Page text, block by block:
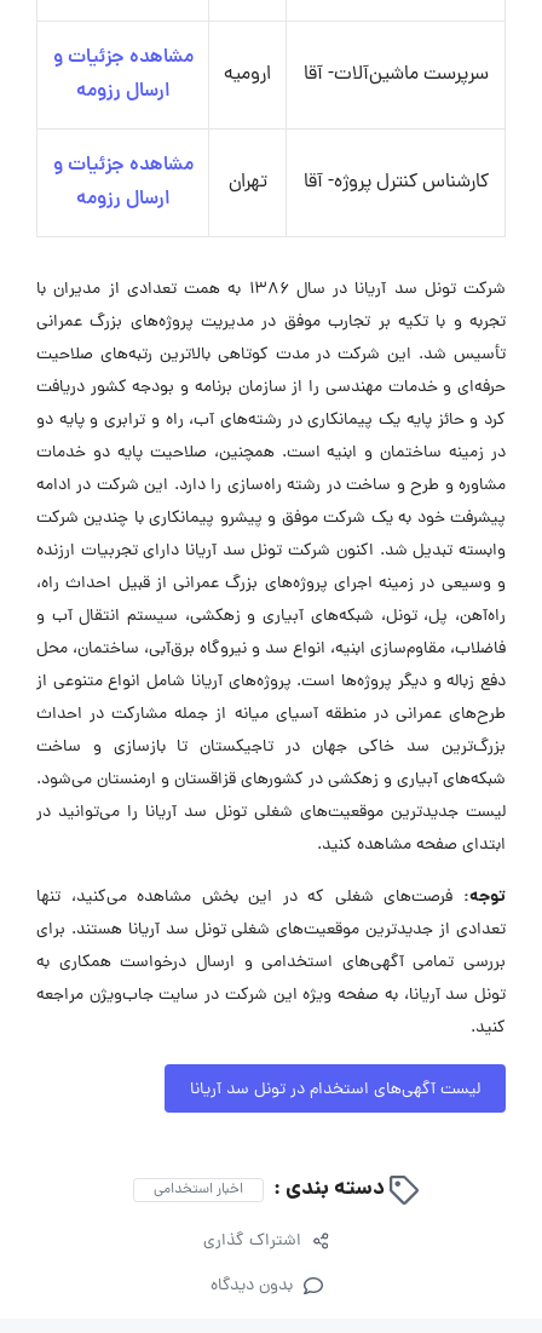
سرپرست ماشین‌آلات- آقا ارومیه
مشاهده جزئیات و
ارسال رزومه
کارشناس کنترل پروژه- آقا تهران
مشاهده جزئیات و
ارسال رزومه
شرکت تونل سد آریانا در سال ۱۳۸۶ به همت تعدادی از مدیران با
تجربه و با تکیه بر تجارب موفق در مدیریت پروژه‌های بزرگ عمرانی
تأسیس شد. این شرکت در مدت کوتاهی بالاترین رتبه‌های صلاحیت
حرفه‌ای و خدمات مهندسی را از سازمان برنامه و بودجه کشور دریافت
کرد و حائز پایه یک پیمانکاری در رشته‌های آب، راه و ترابری و پایه دو
در زمینه ساختمان و ابنیه است. همچنین، صلاحیت پایه دو خدمات
مشاوره و طرح و ساخت در رشته راه‌سازی را دارد. این شرکت در ادامه
پیشرفت خود به یک شرکت موفق و پیشرو پیمانکاری با چندین شرکت
وابسته تبدیل شد. اکنون شرکت تونل سد آریانا دارای تجربیات ارزنده
و وسیعی در زمینه اجرای پروژه‌های بزرگ عمرانی از قبیل احداث راه،
راه‌آهن، پل، تونل، شبکه‌های آبیاری و زهکشی، سیستم انتقال آب و
فاضلاب، مقاوم‌سازی ابنیه، انواع سد و نیروگاه برق‌آبی، ساختمان، محل
دفع زباله و دیگر پروژه‌ها است. پروژه‌های آریانا شامل انواع متنوعی از
طرح‌های عمرانی در منطقه آسیای میانه از جمله مشارکت در احداث
بزرگ‌ترین سد خاکی جهان در تاجیکستان تا بازسازی و ساخت
شبکه‌های آبیاری و زهکشی در کشورهای قزاقستان و ارمنستان می‌شود.
لیست جدیدترین موقعیت‌های شغلی تونل سد آریانا را می‌توانید در
ابتدای صفحه مشاهده کنید.
توجه: فرصت‌های شغلی که در این بخش مشاهده می‌کنید، تنها
تعدادی از جدیدترین موقعیت‌های شغلی تونل سد آریانا هستند. برای
بررسی تمامی آگهی‌های استخدامی و ارسال درخواست همکاری به
تونل سد آریانا، به صفحه ویژه این شرکت در سایت جاب‌ویژن مراجعه
کنید.
لیست آگهی‌های استخدام در تونل سد آریانا
دسته بندی : اخبار استخدامی
اشتراک گذاری
بدون دیدگاه